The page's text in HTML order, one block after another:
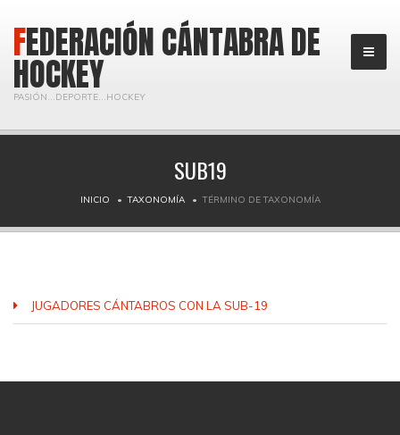
FEDERACIÓN CÁNTABRA DE
HOCKEY
PASIÓN...DEPORTE...HOCKEY
SUB19
INICIO TAXONOMÍA TÉRMINO DE TAXONOMÍA
JUGADORES CÁNTABROS CON LA SUB-19